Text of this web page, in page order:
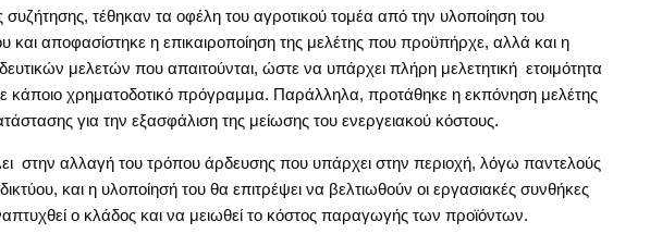
συζήτησης, τέθηκαν τα οφέλη του αγροτικού τομέα από την υλοποίηση του
και αποφασίστηκε η επικαιροποίηση της μελέτης που προϋπήρχε, αλλά και η
μελετών που απαιτούνται, ώστε να υπάρχει πλήρη μελετητική ετοιμότητα
κάποιο χρηματοδοτικό πρόγραμμα. Παράλληλα, προτάθηκε η εκπόνηση μελέτης
για την εξασφάλιση της μείωσης του ενεργειακού κόστους.
στην αλλαγή του τρόπου άρδευσης που υπάρχει στην περιοχή, λόγω παντελούς
και η υλοποίησή του θα επιτρέψει να βελτιωθούν οι εργασιακές συνθήκες
ο κλάδος και να μειωθεί το κόστος παραγωγής των προϊόντων.